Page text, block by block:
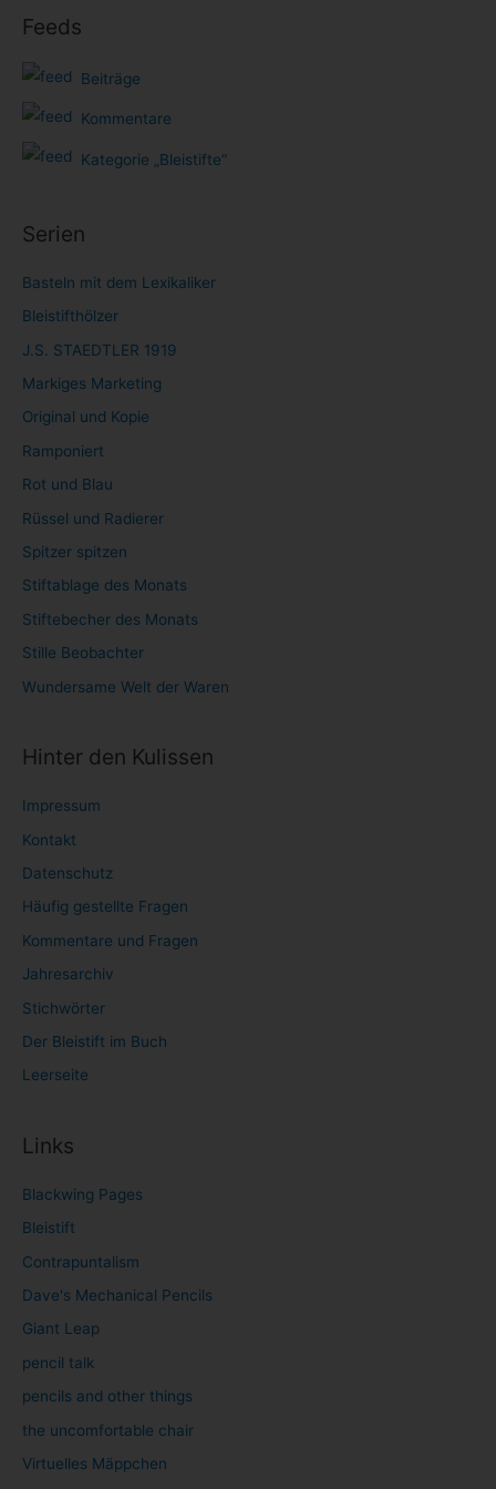
Feeds
Beiträge
Kommentare
Kategorie „Bleistifte“
Serien
Basteln mit dem Lexikaliker
Bleistifthölzer
J.S. STAEDTLER 1919
Markiges Marketing
Original und Kopie
Ramponiert
Rot und Blau
Rüssel und Radierer
Spitzer spitzen
Stiftablage des Monats
Stiftebecher des Monats
Stille Beobachter
Wundersame Welt der Waren
Hinter den Kulissen
Impressum
Kontakt
Datenschutz
Häufig gestellte Fragen
Kommentare und Fragen
Jahresarchiv
Stichwörter
Der Bleistift im Buch
Leerseite
Links
Blackwing Pages
Bleistift
Contrapuntalism
Dave's Mechanical Pencils
Giant Leap
pencil talk
pencils and other things
the uncomfortable chair
Virtuelles Mäppchen